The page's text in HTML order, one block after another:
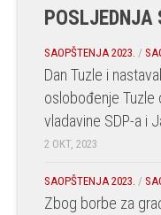
SAOPŠTENJA 2023. /
Dan Tuzle i
oslobođenje Tuzle
vladavine SDP-a i
2 OKT, 2023
SAOPŠTENJA 2023. /
Zbog borbe za